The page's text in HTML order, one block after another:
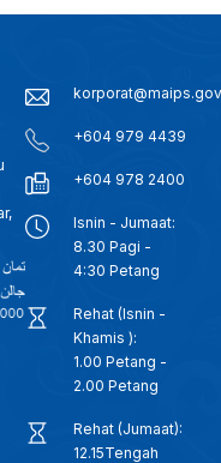
+604 979 4439
+604 978 2400
Isnin - Jumaat:
8.30 Pagi -
4:30 Petang
Rehat (Isnin -
Khamis ):
1.00 Petang -
2.00 Petang
Rehat (Jumaat):
12.15Tengah